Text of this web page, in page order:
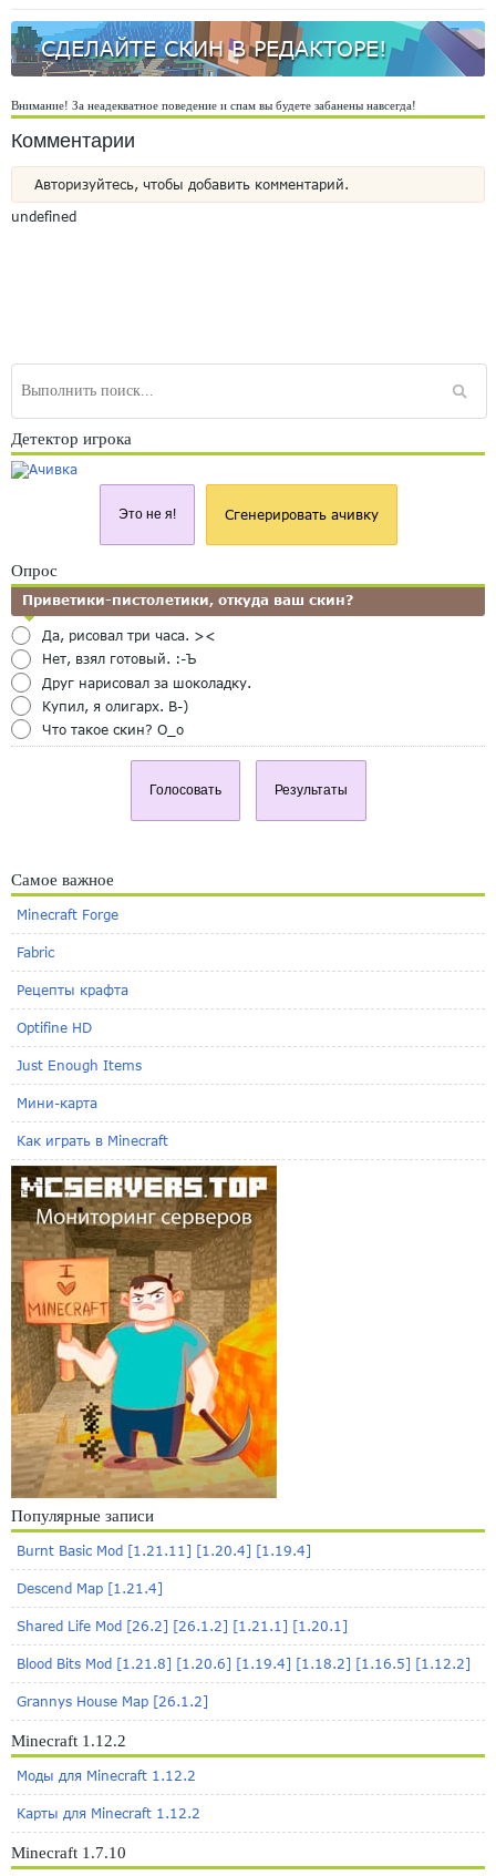
СДЕЛАЙТЕ СКИН В РЕДАКТОРЕ!
Внимание! За неадекватное поведение и спам вы будете забанены навсегда!
Комментарии
Авторизуйтесь, чтобы добавить комментарий.
undefined
Детектор игрока
Это не я! Сгенерировать ачивку
Опрос
Приветики-пистолетики, откуда ваш скин?
Да, рисовал три часа. ><
Нет, взял готовый. :-Ъ
Друг нарисовал за шоколадку.
Купил, я олигарх. B-)
Что такое скин? O_o
Голосовать Результаты
Самое важное
Minecraft Forge
Fabric
Рецепты крафта
Optifine HD
Just Enough Items
Мини-карта
Как играть в Minecraft
Популярные записи
Burnt Basic Mod [1.21.11] [1.20.4] [1.19.4]
Descend Map [1.21.4]
Shared Life Mod [26.2] [26.1.2] [1.21.1] [1.20.1]
Blood Bits Mod [1.21.8] [1.20.6] [1.19.4] [1.18.2] [1.16.5] [1.12.2]
Grannys House Map [26.1.2]
Minecraft 1.12.2
Моды для Minecraft 1.12.2
Карты для Minecraft 1.12.2
Minecraft 1.7.10